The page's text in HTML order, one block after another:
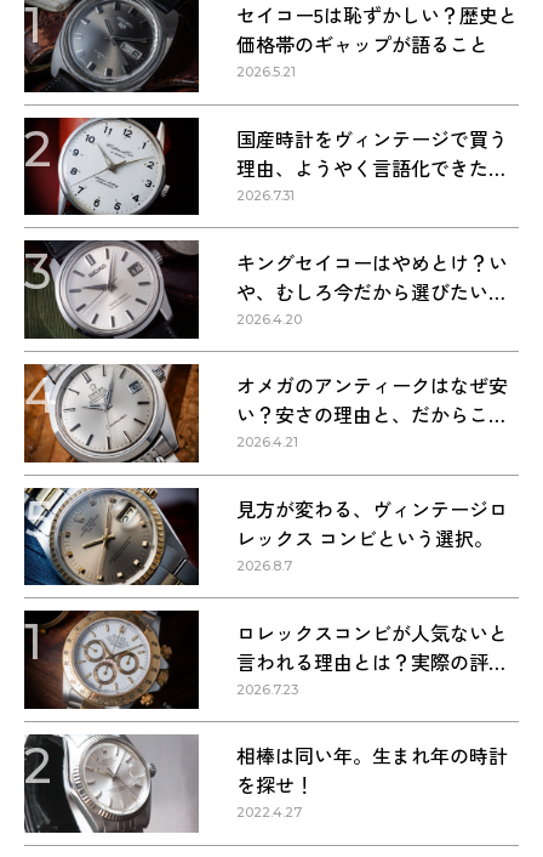
1
セイコー5は恥ずかしい？歴史と
価格帯のギャップが語ること
2026.5.21
2
国産時計をヴィンテージで買う
理由、ようやく言語化できた気
がする
2026.7.31
3
キングセイコーはやめとけ？い
や、むしろ今だから選びたい理
由
2026.4.20
4
オメガのアンティークはなぜ安
い？安さの理由と、だからこそ
狙い目な理由
2026.4.21
5
見方が変わる、ヴィンテージロ
レックス コンビという選択。
2026.8.7
1
ロレックスコンビが人気ないと
言われる理由とは？実際の評価
を解説
2026.7.23
2
相棒は同い年。生まれ年の時計
を探せ！
2022.4.27